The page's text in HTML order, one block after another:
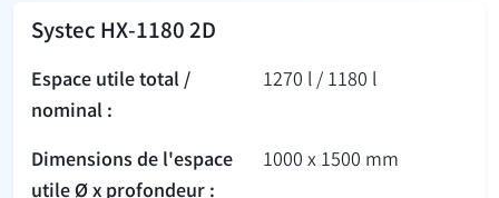
Systec HX-1180 2D
Espace utile total /
nominal :
1270 l / 1180 l
Dimensions de l'espace
1000 x 1500 mm